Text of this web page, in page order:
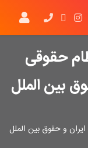
حقوقی
بین الملل
و حقوق بین الملل